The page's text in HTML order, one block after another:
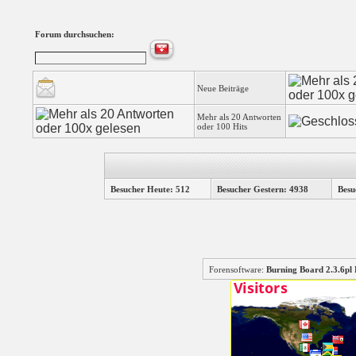
Forum durchsuchen:
Neue Beiträge
Mehr als 20 Antworten
oder 100 Hits
Besucher Heute: 512 Besucher Gestern: 4938
Forensoftware: Burning Board